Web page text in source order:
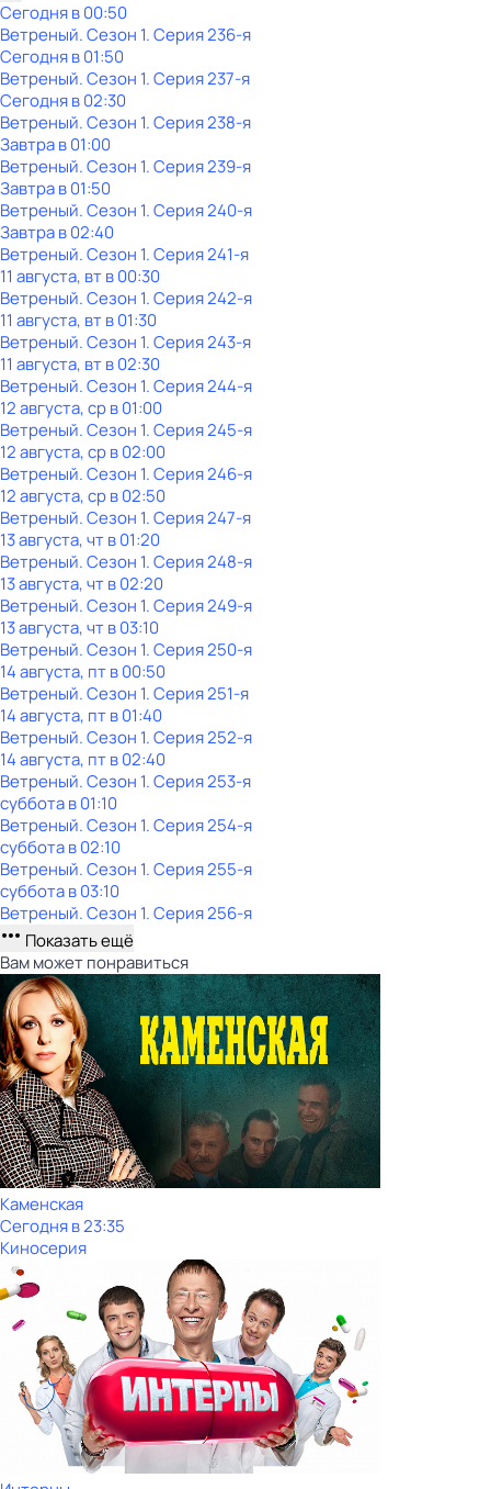
Сегодня в 00:50
Ветреный. Сезон 1. Серия 236-я
Сегодня в 01:50
Ветреный. Сезон 1. Серия 237-я
Сегодня в 02:30
Ветреный. Сезон 1. Серия 238-я
Завтра в 01:00
Ветреный. Сезон 1. Серия 239-я
Завтра в 01:50
Ветреный. Сезон 1. Серия 240-я
Завтра в 02:40
Ветреный. Сезон 1. Серия 241-я
11 августа, вт в 00:30
Ветреный. Сезон 1. Серия 242-я
11 августа, вт в 01:30
Ветреный. Сезон 1. Серия 243-я
11 августа, вт в 02:30
Ветреный. Сезон 1. Серия 244-я
12 августа, ср в 01:00
Ветреный. Сезон 1. Серия 245-я
12 августа, ср в 02:00
Ветреный. Сезон 1. Серия 246-я
12 августа, ср в 02:50
Ветреный. Сезон 1. Серия 247-я
13 августа, чт в 01:20
Ветреный. Сезон 1. Серия 248-я
13 августа, чт в 02:20
Ветреный. Сезон 1. Серия 249-я
13 августа, чт в 03:10
Ветреный. Сезон 1. Серия 250-я
14 августа, пт в 00:50
Ветреный. Сезон 1. Серия 251-я
14 августа, пт в 01:40
Ветреный. Сезон 1. Серия 252-я
14 августа, пт в 02:40
Ветреный. Сезон 1. Серия 253-я
субботав01:10
Ветреный. Сезон 1. Серия 254-я
субботав02:10
Ветреный. Сезон 1. Серия 255-я
субботав03:10
Ветреный. Сезон 1. Серия 256-я
Показать ещё
Вам может понравиться
Каменская
Сегодня в 23:35
Киносерия